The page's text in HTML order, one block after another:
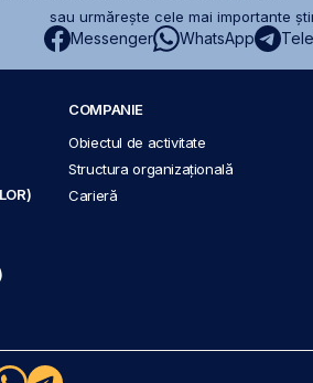
sau urmărește cele mai importante
Messenger WhatsApp
COMPANIE
Obiectul de activitate
Structura organizațională
Carieră